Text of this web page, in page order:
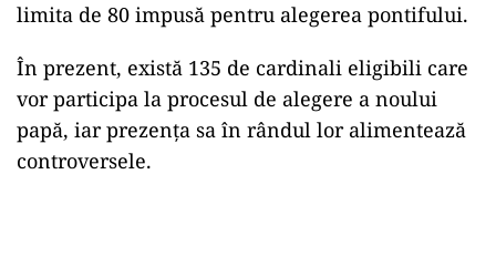
limita de 80 impusă pentru alegerea pontifului.
În prezent, există 135 de cardinali eligibili care
vor participa la procesul de alegere a noului
papă, iar prezența sa în rândul lor alimentează
controversele.